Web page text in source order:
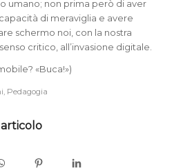
umano; non prima però di aver
di meraviglia e avere
schermo noi, con la nostra
critico, all’invasione digitale.
«Buca!»)
, Pedagogia